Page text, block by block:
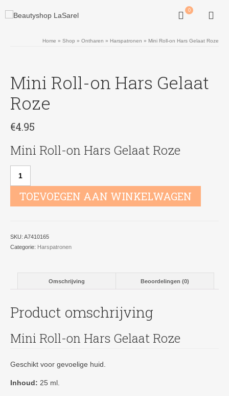
0
Home » Shop » Ontharen » Harspatronen » Mini Roll-on Hars Gelaat Roze
Mini Roll-on Hars Gelaat
Roze
€4.95
Mini Roll-on Hars Gelaat Roze
Roll-
HarsTOEVOEGEN AAN WINKELWAGEN
SKU: A7410165
Categorie: Harspatronen
Omschrijving Beoordelingen (0)
Product omschrijving
Mini Roll-on Hars Gelaat Roze
Geschikt voor gevoelige huid.
Inhoud: 25 ml.